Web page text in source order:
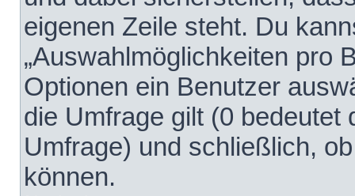
eigenen Zeile steht. Du
„Auswahlmöglichkeiten pro
Optionen ein Benutzer
die Umfrage gilt (0 bedeutet
Umfrage) und schließlich,
können.